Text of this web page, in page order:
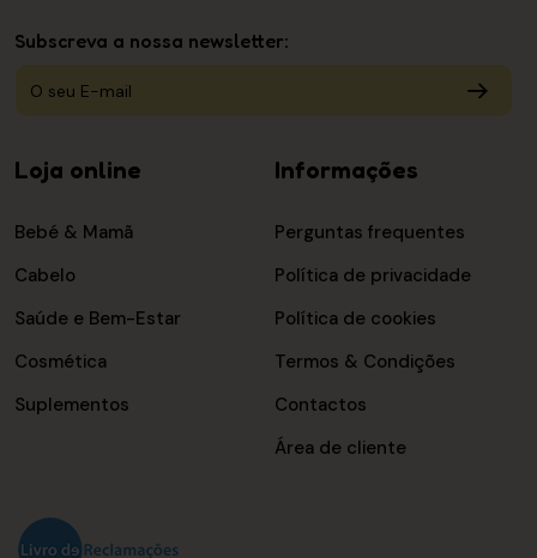
Subscreva a nossa newsletter:
Loja online
Bebé & Mamã
Cabelo
Saúde e Bem-Estar
Cosmética
Suplementos
Informações
Perguntas frequentes
Política de privacidade
Política de cookies
Termos & Condições
Contactos
Área de cliente